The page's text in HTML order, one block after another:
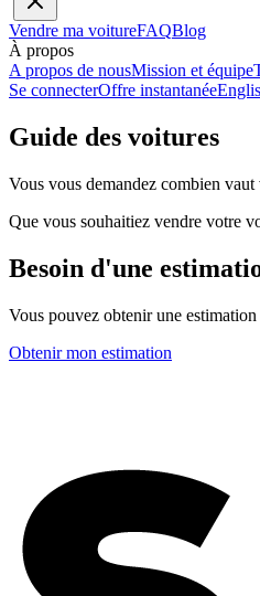
Vendre ma voitureFAQBlog
À propos
A propos de nousMission et équipe
Se connecterOffre instantanée
Guide des voitures
Vous vous demandez combien
Que vous souhaitiez vendre votre
Besoin d'une
Vous pouvez obtenir une
Obtenir mon estimation